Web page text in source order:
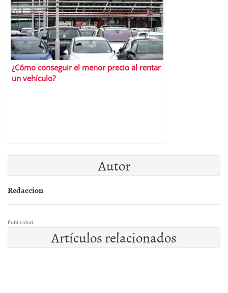
¿Cómo conseguir el menor precio al rentar
un vehículo?
Autor
Redaccion
Publicidad
Artículos relacionados